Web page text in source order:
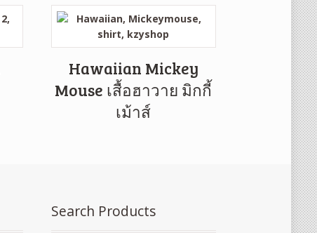
Hawaiian Mickey
Mouse เสื้อฮาวาย มิกกี้
เม้าส์
Search Products